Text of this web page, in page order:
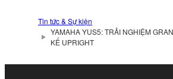
Tin tức & Sự kiện
YAMAHA YUS5: TRẢI NGHIỆM
KẾ UPRIGHT